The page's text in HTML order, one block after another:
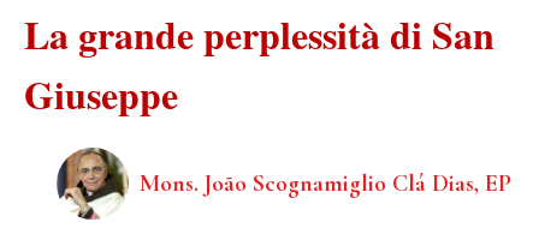
La grande perplessità di San
Giuseppe
Mons. João Scognamiglio Clá Dias, EP